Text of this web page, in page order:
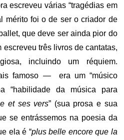
escreveu várias “tragédias em
mérito foi o de ser o criador de
que deve ser ainda pior do
três livros de cantatas,
incluindo um réquiem.
famoso — era um “músico
“habilidade da música para
et ses vers” (sua prosa e sua
se entrássemos na poesia da
ela é “plus belle encore que la